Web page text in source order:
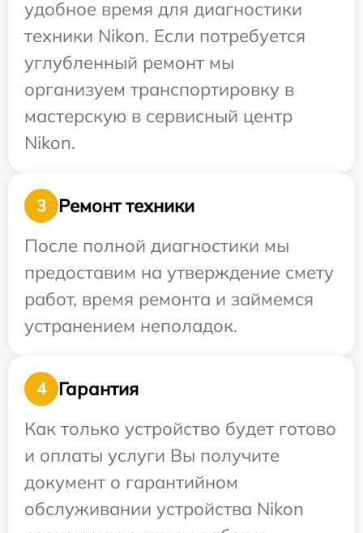
удобное время для диагностики
техники Nikon. Если потребуется
углубленный ремонт мы
организуем транспортировку в
мастерскую в сервисный центр
Nikon.
3
Ремонт техники
После полной диагностики мы
предоставим на утверждение смету
работ, время ремонта и займемся
устранением неполадок.
4
Гарантия
Как только устройство будет готово
и оплаты услуги Вы получите
документ о гарантийном
обслуживании устройства Nikon